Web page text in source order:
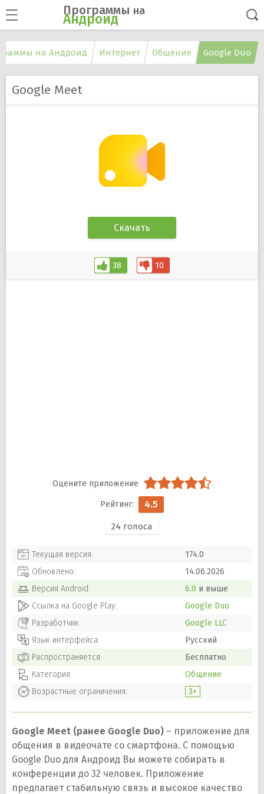
Программы на
Андроид
на Андроид Интернет Общение Google Duo
Google Meet
Скачать
38 10
4.5
24 голоса
Текущая версия:
174.0
Обновлено:
14.06.2026
Версия Android: 6.0 и выше
Ссылка на Google Play:
Google Duo
Разработчик:
Google LLC
Язык интерфейса:
Русский
Распространяется:
Бесплатно
Категория:
Общение
Возрастные ограничения:
3+
Google Meet (ранее Google Duo) – приложение для
общения в видеочате со смартфона. С помощью
Google Duo для Андроид Вы можете собирать в
конференции до 32 человек. Приложение
предлагает стабильную связь и высокое качество